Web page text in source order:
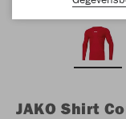
JAKO Shirt